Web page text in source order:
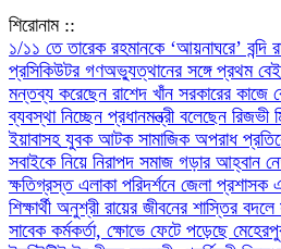
শিরোনাম ::
১/১১ তে তারেক রহমানকে ‘আয়নাঘরে’ বন্দি
প্রসিকিউটর গণঅভ্যুত্থানের সঙ্গে প্রথম
মন্তব্য করেছেন রাশেদ খাঁন সরকারের কাজে
ব্যবস্থা নিচ্ছেন প্রধানমন্ত্রী বলেছেন রিজভী
ইয়াবাসহ যুবক আটক সামাজিক অপরাধ
সবাইকে নিয়ে নিরাপদ সমাজ গড়ার আহ্বান
ক্ষতিগ্রস্ত এলাকা পরিদর্শনে জেলা প্রশাসক
শিক্ষার্থী অনুশ্রী রায়ের জীবনের শাস্তির বদলে
সাবেক কর্মকর্তা, ক্ষোভে ফেটে পড়েছে